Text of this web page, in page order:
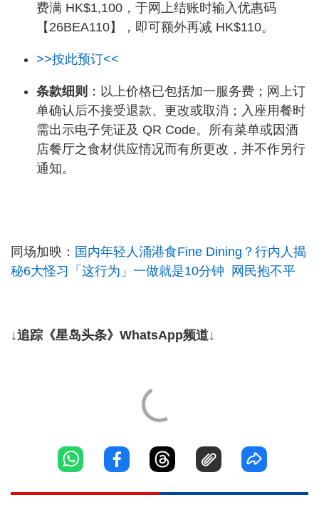
费满 HK$1,100，于网上结账时输入优惠码
【26BEA110】，即可额外再减 HK$110。
>>按此预订<<
条款细则 ：以上价格已包括加一服务费；网上订
单确认后不接受退款、更改或取消；入座用餐时
需出示电子凭证及 QR Code。所有菜单或因酒
店餐厅之食材供应情况而有所更改，并不作另行
通知。
同场加映： 国内年轻人涌港食Fine Dining？行内人揭
秘6大怪习「这行为」一做就是10分钟 网民抱不平
↓追踪《星岛头条》WhatsApp频道↓